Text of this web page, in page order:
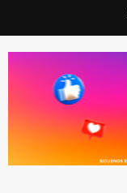
al
contenido